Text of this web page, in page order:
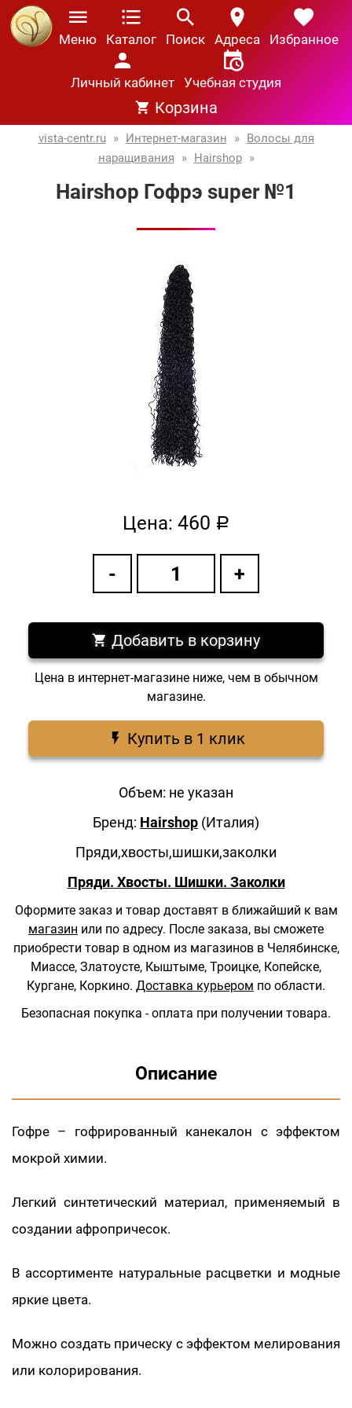
Меню Каталог Поиск Адреса Избранное
Личный кабинет Учебная студия
Корзина
vista-centr.ru » Интернет-магазин » Волосы для
наращивания
» Hairshop »
Hairshop Гофрэ super №1
Цена: 460 a
Добавить в корзину
Цена в интернет-магазине ниже, чем в обычном
магазине.
Купить в 1 клик
Объем: не указан
Бренд: Hairshop (Италия)
Пряди,хвосты,шишки,заколки
Пряди. Хвосты. Шишки. Заколки
Оформите заказ и товар доставят в ближайший к вам
магазин или по адресу. После заказа, вы сможете
приобрести товар в одном из магазинов в Челябинске,
Миассе, Златоусте, Кыштыме, Троицке, Копейске,
Кургане, Коркино. Доставка курьером по области.
Безопасная покупка - оплата при получении товара.
Описание
Гофре – гофрированный канекалон с эффектом
мокрой химии.
Легкий синтетический материал, применяемый в
создании афропричесок.
В ассортименте натуральные расцветки и модные
яркие цвета.
Можно создать прическу с эффектом мелирования
или колорирования.